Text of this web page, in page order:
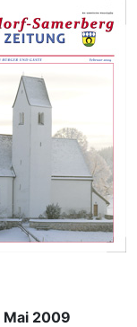
Mai 2009